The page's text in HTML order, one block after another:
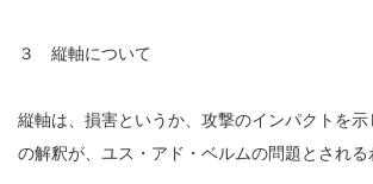
３ 縦軸について
縦軸は、損害というか、攻撃のインパクトを
の解釈が、ユス・アド・ベルムの問題とされる